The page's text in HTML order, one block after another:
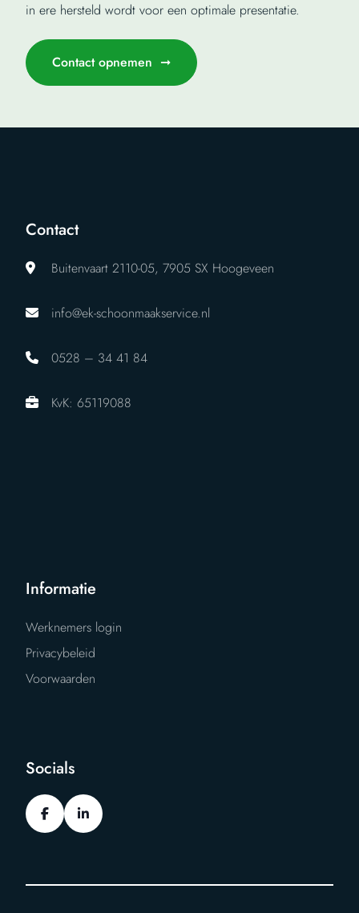
in ere hersteld wordt voor een optimale presentatie.
Contact opnemen
Contact
Buitenvaart 2110-05, 7905 SX Hoogeveen
info@ek-schoonmaakservice.nl
0528 – 34 41 84
KvK: 65119088
Informatie
Werknemers login
Privacybeleid
Voorwaarden
Socials